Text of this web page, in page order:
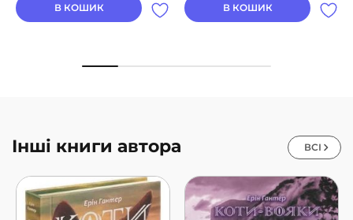
В КОШИК В КОШИК
Інші книги автора ВСІ